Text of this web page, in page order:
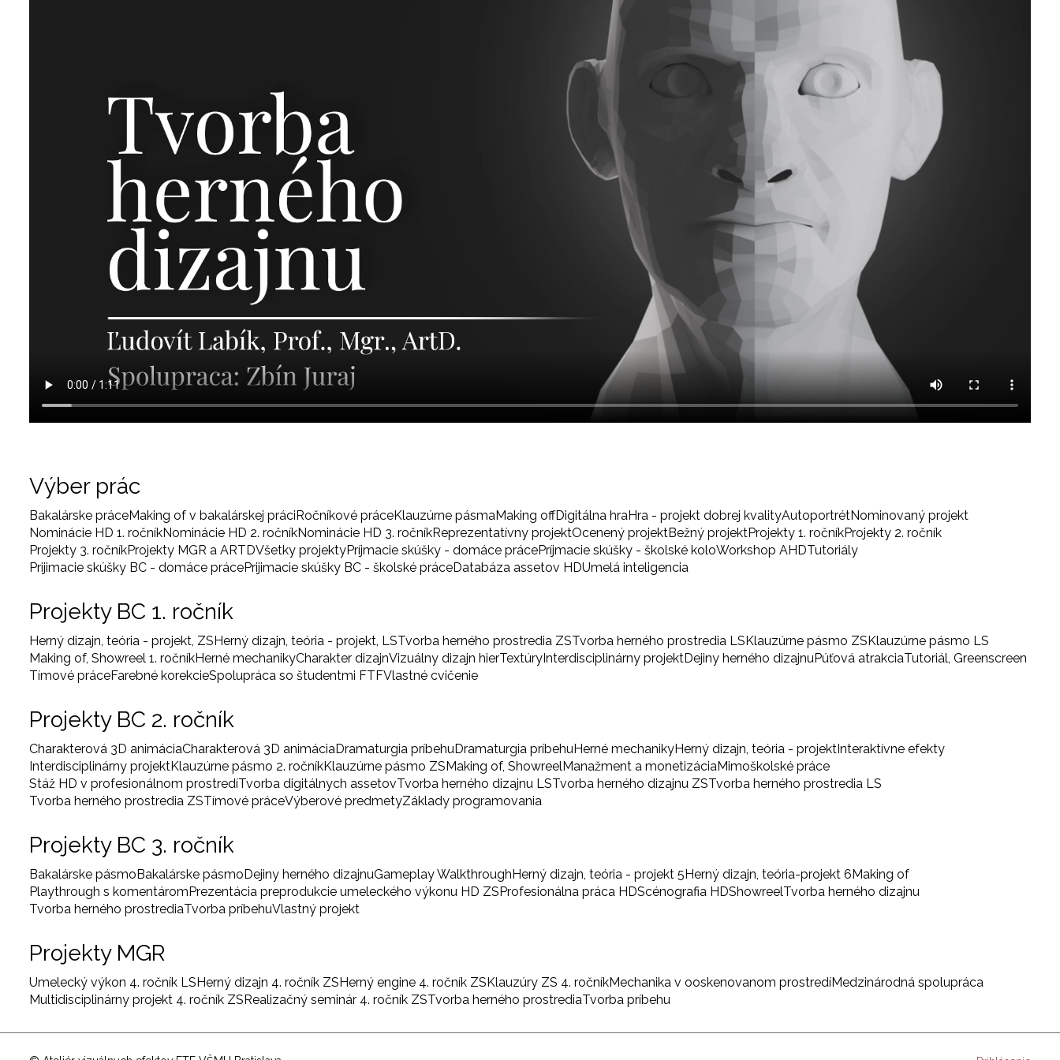
Výber prác
Bakalárske práceMaking of v bakalárskej práci Ročníkové práceKlauzúrne pásmaMaking offDigitálna hraHra - projekt dobrej kvalityAutoportrétNominovaný projekt
Nominácie HD 1. ročníkNominácie HD 2. ročníkNominácie HD 3. ročníkReprezentatívny projektOcenený projektBežný projektProjekty 1. ročníkProjekty 2. ročník
Projekty 3. ročníkProjekty MGR a ARTDVšetky projektyPríjmacie skúšky - domáce prácePríjmacie skúšky - školské koloWorkshop AHDTutoriály
Prijimacie skúšky BC - domáce prácePrijimacie skúšky BC - školské práceDatabáza assetov HDUmelá inteligencia
Projekty BC 1. ročník
Herný dizajn, teória - projekt, ZS Herný dizajn, teória - projekt, LSTvorba herného prostredia ZSTvorba herného prostredia LS Klauzúrne pásmo ZS Klauzúrne pásmo LS
Making of, Showreel 1. ročníkHerné mechanikyCharakter dizajnVizuálny dizajn hierTextúry Interdisciplinárny projektDejiny herného dizajnuPúťová atrakciaTutoriál, Greenscreen
Tímové práceFarebné korekcieSpolupráca so študentmi FTFVlastné cvičenie
Projekty BC 2. ročník
Charakterová 3D animáciaCharakterová 3D animáciaDramaturgia príbehuDramaturgia príbehuHerné mechanikyHerný dizajn, teória - projekt Interaktívne efekty
Interdisciplinárny projektKlauzúrne pásmo 2. ročníkKlauzúrne pásmo ZS Making of, ShowreelManažment a monetizáciaMimoškolské práce
Stáž HD v profesionálnom prostredíTvorba digitálnych assetovTvorba herného dizajnu LSTvorba herného dizajnu ZSTvorba herného prostredia LS
Tvorba herného prostredia ZSTímové práceVýberové predmetyZáklady programovania
Projekty BC 3. ročník
Bakalárske pásmo Bakalárske pásmo Dejiny herného dizajnuGameplay Walkthrough Herný dizajn, teória - projekt 5 Herný dizajn, teória-projekt 6 Making of
Playthrough s komentárom Prezentácia preprodukcie umeleckého výkonu HD ZS Profesionálna práca HDScénografia HDShowreelTvorba herného dizajnu
Tvorba herného prostrediaTvorba príbehuVlastný projekt
Projekty MGR
Umelecký výkon 4. ročník LS Herný dizajn 4. ročník ZS Herný engine 4. ročník ZS Klauzúry ZS 4. ročníkMechanika v ooskenovanom prostredíMedzinárodná spolupráca
Multidisciplinárny projekt 4. ročník ZS Realizačný seminár 4. ročník ZSTvorba herného prostrediaTvorba príbehu